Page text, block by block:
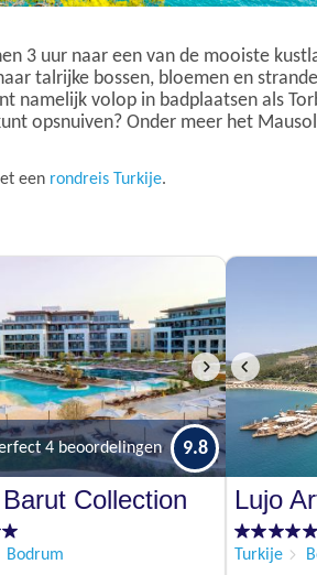
3 uur naar een van de mooiste
talrijke bossen, bloemen en
namelijk volop in badplaatsen als
opsnuiven? Onder meer het
een rondreis Turkije.
4 beoordelingen 9.8
Collection
Bodrum
Lujo
Turkije